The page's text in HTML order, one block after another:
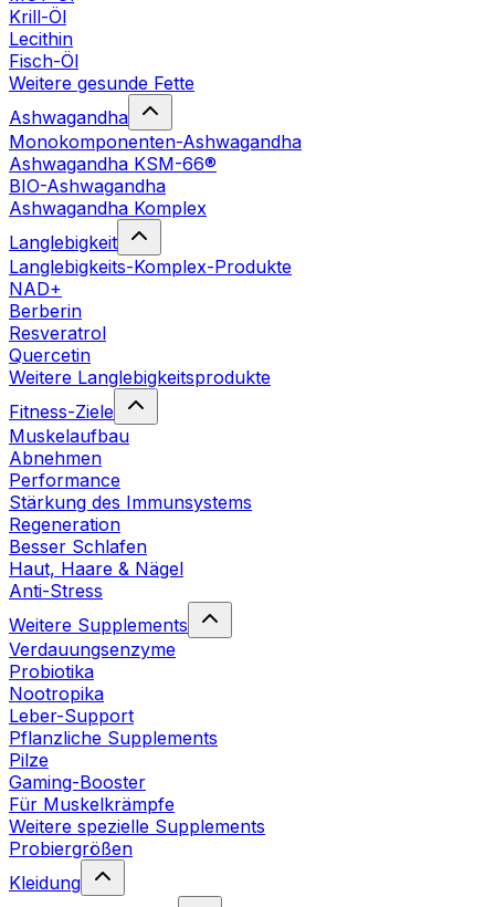
Krill-Öl
Lecithin
Fisch-Öl
Weitere gesunde Fette
Ashwagandha
Monokomponenten-Ashwagandha
Ashwagandha KSM-66®
BIO-Ashwagandha
Ashwagandha Komplex
Langlebigkeit
Langlebigkeits-Komplex-Produkte
NAD+
Berberin
Resveratrol
Quercetin
Weitere Langlebigkeitsprodukte
Fitness-Ziele
Muskelaufbau
Abnehmen
Performance
Stärkung des Immunsystems
Regeneration
Besser Schlafen
Haut, Haare & Nägel
Anti-Stress
Weitere Supplements
Verdauungsenzyme
Probiotika
Nootropika
Leber-Support
Pflanzliche Supplements
Pilze
Gaming-Booster
Für Muskelkrämpfe
Weitere spezielle Supplements
Probiergrößen
Kleidung